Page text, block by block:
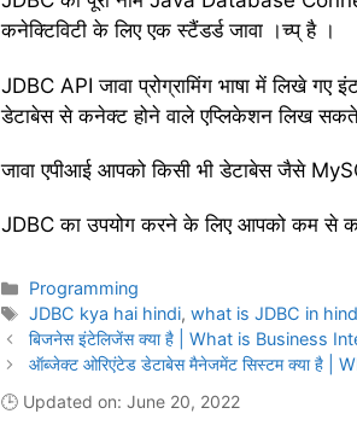
कनेक्टिविटी के लिए एक स्टैंडर्ड जावा ।च्प् है ।
JDBC API जावा प्रोग्रामिंग भाषा में लिखे
डेटाबेस से कनेक्ट होने वाले एप्लिकेशन लिख
जावा एपीआई आपको किसी भी डेटाबेस जैसे
JDBC का उपयोग करने के लिए आपको कम से
Categories
Programming
Tags
JDBC kya hai hindi,what is JDBC in
बिजनेस इंटेलिजेंस क्या है | What is Business
ऑब्जेक्ट ओरिएंटेड डेटाबेस मैनेजमेंट सिस्टम क्या है |
🕒 Updated on: June 20, 2022